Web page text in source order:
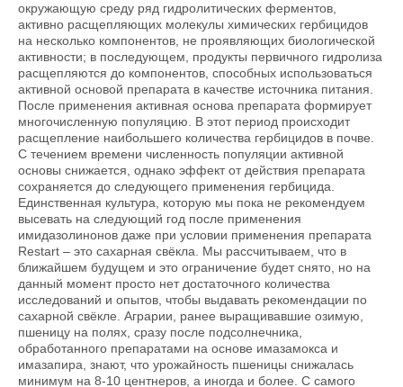
окружающую среду ряд гидролитических ферментов,
активно расщепляющих молекулы химических гербицидов
на несколько компонентов, не проявляющих биологической
активности; в последующем, продукты первичного гидролиза
расщепляются до компонентов, способных использоваться
активной основой препарата в качестве источника питания.
После применения активная основа препарата формирует
многочисленную популяцию. В этот период происходит
расщепление наибольшего количества гербицидов в почве.
С течением времени численность популяции активной
основы снижается, однако эффект от действия препарата
сохраняется до следующего применения гербицида.
Единственная культура, которую мы пока не рекомендуем
высевать на следующий год после применения
имидазолинонов даже при условии применения препарата
Restart – это сахарная свёкла. Мы рассчитываем, что в
ближайшем будущем и это ограничение будет снято, но на
данный момент просто нет достаточного количества
исследований и опытов, чтобы выдавать рекомендации по
сахарной свёкле. Аграрии, ранее выращивавшие озимую,
пшеницу на полях, сразу после подсолнечника,
обработанного препаратами на основе имазамокса и
имазапира, знают, что урожайность пшеницы снижалась
минимум на 8-10 центнеров, а иногда и более. С самого